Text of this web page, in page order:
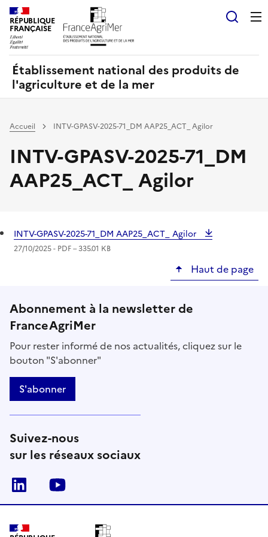
RÉPUBLIQUE
FRANÇAISE
Établissement national des produits de
l'agriculture et de la mer
Accueil INTV-GPASV-2025-71_DM AAP25_ACT_ Agilor
INTV-GPASV-2025-71_DM
AAP25_ACT_ Agilor
INTV-GPASV-2025-71_DM AAP25_ACT_ Agilor
27/10/2025 - PDF– 335.01 KB
Haut de page
Abonnement à la newsletter de
FranceAgriMer
Pour rester informé de nos actualités, cliquez sur le
bouton "S'abonner"
S'abonner
Suivez-nous
sur les réseaux sociaux
Linkedin
Panneau de gestion des cookies